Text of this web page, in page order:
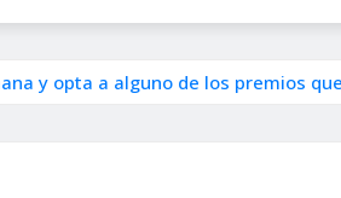
y opta a alguno de los premios